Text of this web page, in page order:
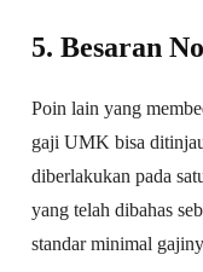
5. Besaran
Poin lain yang
gaji UMK bisa
diberlakukan pada
yang telah dibahas
standar minimal